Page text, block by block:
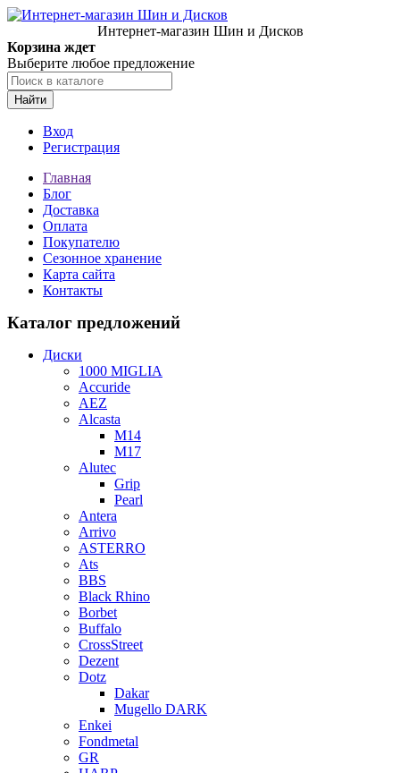
Интернет-магазин Шин и Дисков
Корзина ждет
Выберите любое предложение
Найти
Вход
Регистрация
Главная
Блог
Доставка
Оплата
Покупателю
Сезонное хранение
Карта сайта
Контакты
Каталог предложений
Диски
1000 MIGLIA
Accuride
AEZ
Alcasta
M14
M17
Alutec
Grip
Pearl
Antera
Arrivo
ASTERRO
Ats
BBS
Black Rhino
Borbet
Buffalo
CrossStreet
Dezent
Dotz
Dakar
Mugello DARK
Enkei
Fondmetal
GR